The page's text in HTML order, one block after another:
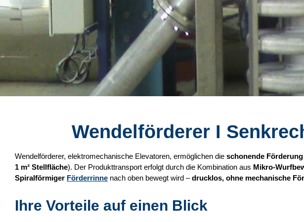
Wendelförderer I
Wendelförderer, elektromechanische Elevatoren, ermöglichen die schonende
1 m² Stellfläche). Der Produkttransport erfolgt durch die Kombination aus Mikro-
Spiralförmiger Förderrinne nach oben bewegt wird –drucklos, ohne mechanische
Ihre Vorteile auf einen Blick